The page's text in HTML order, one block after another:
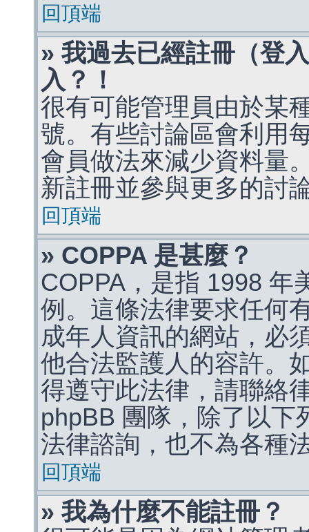
回頂端
» 我過去已經註冊（登
入？！
很有可能管理員由於某
號。有些討論區會利用
會員做法來減少資料量
新註冊並參與更多的討
回頂端
» COPPA 是甚麼？
COPPA，是指 1998 年
例。這條法律要求任何
成年人資訊的網站，必
他合法監護人的容許。
得遵守此法律，請聯絡
phpBB 團隊，除了以下
法律諮詢，也不為各種
回頂端
» 我為什麼不能註冊？